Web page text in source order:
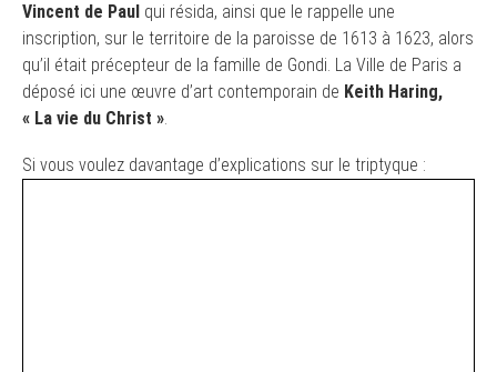
Vincent de Paul qui résida, ainsi que le rappelle une
inscription, sur le territoire de la paroisse de 1613 à 1623, alors
qu’il était précepteur de la famille de Gondi. La Ville de Paris a
déposé ici une œuvre d’art contemporain de Keith Haring,
« La vie du Christ ».
Si vous voulez davantage d’explications sur le triptyque :